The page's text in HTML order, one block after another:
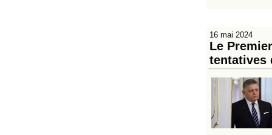
16 mai 2024
Le
tentatives